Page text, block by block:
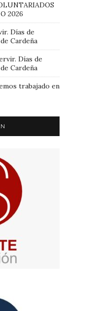
2026
Días de
Cardeña
Días de
Cardeña
trabajado en